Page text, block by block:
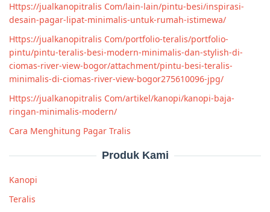
Https://jualkanopitralis Com/lain-lain/pintu-besi/inspirasi-
desain-pagar-lipat-minimalis-untuk-rumah-istimewa/
Https://jualkanopitralis Com/portfolio-teralis/portfolio-
pintu/pintu-teralis-besi-modern-minimalis-dan-stylish-di-
ciomas-river-view-bogor/attachment/pintu-besi-teralis-
minimalis-di-ciomas-river-view-bogor275610096-jpg/
Https://jualkanopitralis Com/artikel/kanopi/kanopi-baja-
ringan-minimalis-modern/
Cara Menghitung Pagar Tralis
Produk Kami
Kanopi
Teralis